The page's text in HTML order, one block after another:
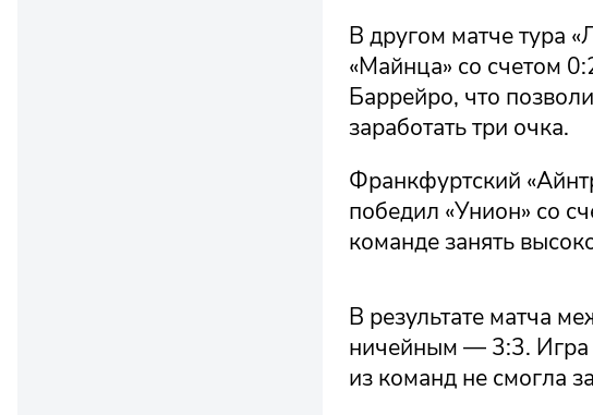
В другом матче тура
«Майнца» со счетом
Баррейро, что
заработать три очка.
Франкфуртский
победил «Унион» со
команде занять
В результате матча
ничейным — 3:3. Игра
из команд не смогла